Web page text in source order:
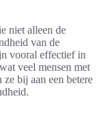
niet alleen de
van de
vooral effectief in
veel mensen met
bij aan een betere